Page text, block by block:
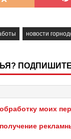
новости
обработку моих
получение